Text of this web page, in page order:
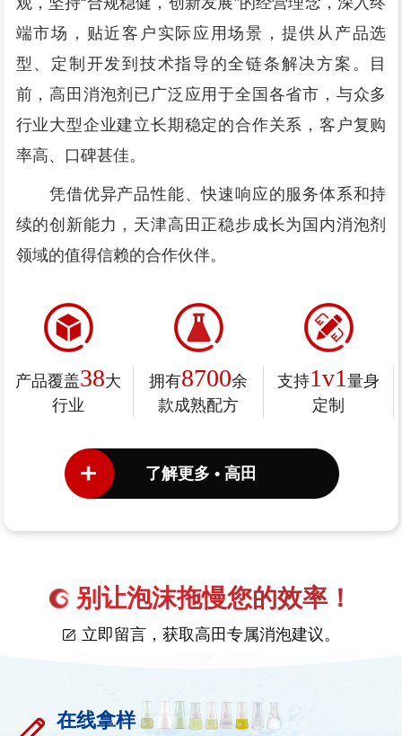
端市场，贴近客户实际应用场景，提供从产品选
型、定制开发到技术指导的全链条解决方案。目
前，高田消泡剂已广泛应用于全国各省市，与众多
行业大型企业建立长期稳定的合作关系，客户复购
率高、口碑甚佳。
凭借优异产品性能、快速响应的服务体系和持
续的创新能力，天津高田正稳步成长为国内消泡剂
领域的值得信赖的合作伙伴。
产品覆盖38大
行业
拥有8700余
款成熟配方
支持1v1 量身
定制
了解更多 • 高田
别让泡沫拖慢您的效率！
立即留言，获取高田专属消泡建议。
在线拿样